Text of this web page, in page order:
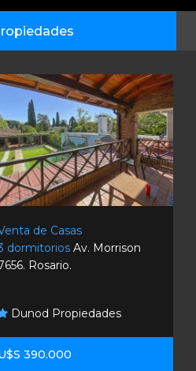
de Casas
dormitorios Av. Morrison
Rosario.
Dunod Propiedades
390.000